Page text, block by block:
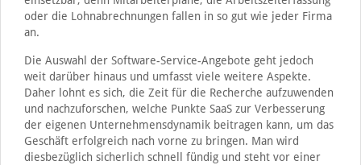
oder die Lohnabrechnungen fallen in so gut wie jeder Firma
an.
Die Auswahl der Software-Service-Angebote geht jedoch
weit darüber hinaus und umfasst viele weitere Aspekte.
Daher lohnt es sich, die Zeit für die Recherche aufzuwenden
und nachzuforschen, welche Punkte SaaS zur Verbesserung
der eigenen Unternehmensdynamik beitragen kann, um das
Geschäft erfolgreich nach vorne zu bringen. Man wird
diesbezüglich sicherlich schnell fündig und steht vor einer